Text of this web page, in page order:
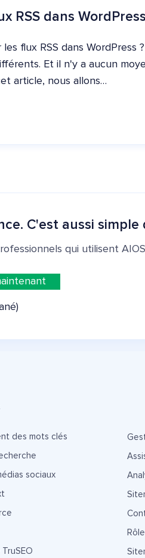
RSS dans
flux RSS dans WordPress
Et il n'y a aucun
article, nous allons…
C'est aussi simple
qui utilisent
des mots clés
sociaux